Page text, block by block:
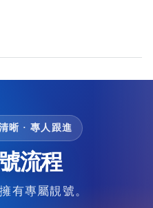
晰 · 專人跟進
流程
有專屬靚號。